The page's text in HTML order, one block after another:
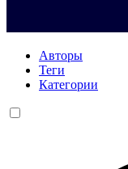
Авторы
Теги
Категории